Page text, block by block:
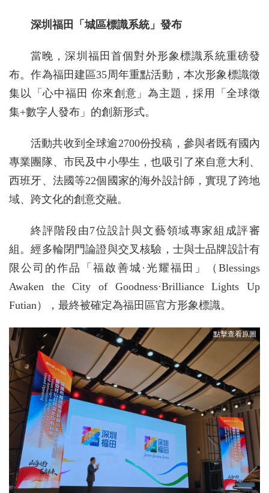
深圳福田「城區標識系統」發布
當晚，深圳福田首個對外形象標識系統重磅發
布。作為福田建區35周年重點活動，本次形象標識徵
集以「心中福田 你來創意」為主題，採用「全球徵
集+數字人發布」的創新形式。
活動共收到全球逾2700份投稿，參與者既有國內
專業團隊、市民及中小學生，也吸引了來自意大利、
西班牙、法國等22個國家的海外設計師，實現了跨地
域、跨文化的創意交融。
終評階段由7位設計與文藝領域專家組成評審
組。經多輪閉門論證與交叉核驗，士與士品牌設計有
限公司的作品「福啟善城·光耀福田」（Blessings
Awaken the City of Goodness·Brilliance Lights Up
Futian），最終被確定為福田區官方形象標識。